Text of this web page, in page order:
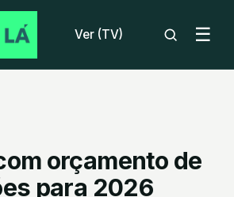
Ver (TV) ☰
orçamento de
para 2026